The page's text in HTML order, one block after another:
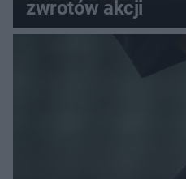
zwrotów akcji